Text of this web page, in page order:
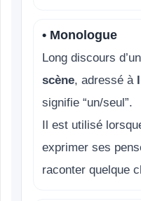
• Monologue
Long discours
scène, adressé à
signifie “un/seul”.
Il est utilisé
exprimer ses
raconter quelque